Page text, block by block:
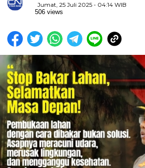
Jumat, 25 Juli 2025 - 04:14 WIB
506 views